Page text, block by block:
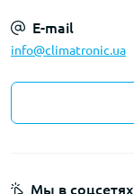
E-mail
info@climatronic.ua
Мы в соцсетях